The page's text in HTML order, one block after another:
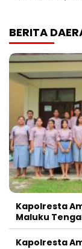
BERITA
Kapolresta
Maluku
Kapolresta